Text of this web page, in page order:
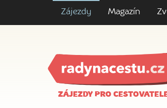
Zájezdy Magazín
ZÁJEZDY PRO